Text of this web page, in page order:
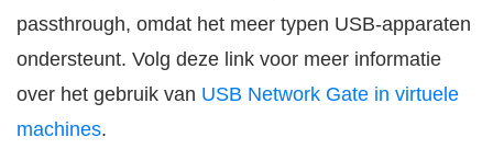
passthrough, omdat het meer typen USB-apparaten
ondersteunt. Volg deze link voor meer informatie
over het gebruik van USB Network Gate in virtuele
machines.